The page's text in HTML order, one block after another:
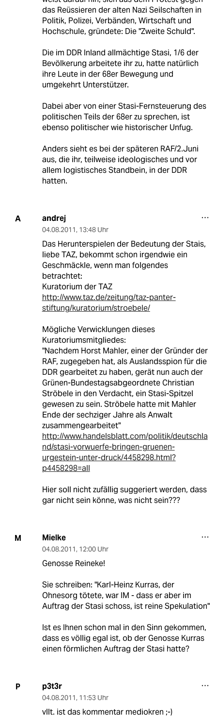
das Reüssieren der alten Nazi Seilschaften in
Politik, Polizei, Verbänden, Wirtschaft und
Hochschule, gründete: Die "Zweite Schuld".
Die im DDR Inland allmächtige Stasi, 1/6 der
Bevölkerung arbeitete ihr zu, hatte natürlich
ihre Leute in der 68er Bewegung und
umgekehrt Unterstützer.
Dabei aber von einer Stasi-Fernsteuerung des
politischen Teils der 68er zu sprechen, ist
ebenso politischer wie historischer Unfug.
Anders sieht es bei der späteren RAF/2.Juni
aus, die ihr, teilweise ideologisches und vor
allem logistisches Standbein, in der DDR
hatten.
A andrej
04.08.2011, 13:48 Uhr
Das Herunterspielen der Bedeutung der Stais,
liebe TAZ, bekommt schon irgendwie ein
Geschmäckle, wenn man folgendes
betrachtet:
Kuratorium der TAZ
http://www.taz.de/zeitung/taz-panter-
stiftung/kuratorium/stroebele/
Mögliche Verwicklungen dieses
Kuratoriumsmitgliedes:
"Nachdem Horst Mahler, einer der Gründer der
RAF, zugegeben hat, als Auslandsspion für die
DDR gearbeitet zu haben, gerät nun auch der
Grünen-Bundestagsabgeordnete Christian
Ströbele in den Verdacht, ein Stasi-Spitzel
gewesen zu sein. Ströbele hatte mit Mahler
Ende der sechziger Jahre als Anwalt
zusammengearbeitet"
http://www.handelsblatt.com/politik/deutschla
nd/stasi-vorwuerfe-bringen-gruenen-
urgestein-unter-druck/4458298.html?
p4458298=all
Hier soll nicht zufällig suggeriert werden, dass
gar nicht sein könne, was nicht sein???
M Mielke
04.08.2011, 12:00 Uhr
Genosse Reineke!
Sie schreiben: "Karl-Heinz Kurras, der
Ohnesorg tötete, war IM - dass er aber im
Auftrag der Stasi schoss, ist reine Spekulation"
Ist es Ihnen schon mal in den Sinn gekommen,
dass es völlig egal ist, ob der Genosse Kurras
einen förmlichen Auftrag der Stasi hatte?
P p3t3r
04.08.2011, 11:53 Uhr
vllt. ist das kommentar mediokren ;-)